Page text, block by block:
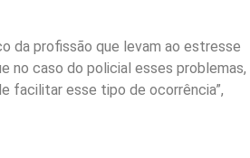
da profissão que levam ao estresse
no caso do policial esses problemas,
facilitar esse tipo de ocorrência”,